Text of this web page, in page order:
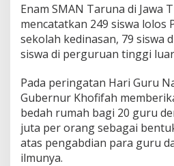
Enam SMAN Taruna di Jawa
mencatatkan 249 siswa lolos
sekolah kedinasan, 79 siswa
siswa di perguruan tinggi
Pada peringatan Hari Guru
Gubernur Khofifah
bedah rumah bagi 20 guru
juta per orang sebagai
atas pengabdian para guru
ilmunya.